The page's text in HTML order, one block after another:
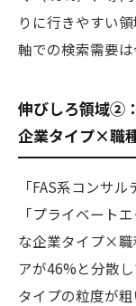
りに行きやすい
軸での検索需要は
伸びしろ領域②
企業タイプ×職
「FAS系コンサ
「プライベート
な企業タイプ×職
アが46%と分散
タイプの粒度が